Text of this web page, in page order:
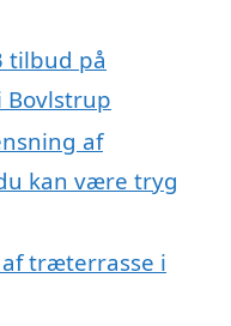
tilbud på
af
kan være tryg
træterrasse i